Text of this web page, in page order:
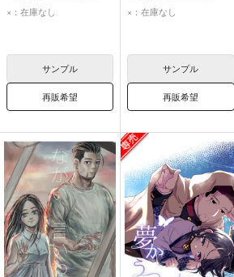
尾形百之助
×：在庫なし
サンプル
再販希望
尾形百之助
×：在庫なし
サンプル
再販希望